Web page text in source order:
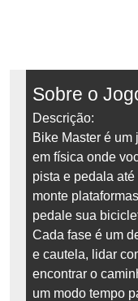
Sobre o
Descrição:
Bike Master é
em física onde
pista e pedala
monte
pedale sua
Cada fase é um
e cautela, lidar
encontrar o
um modo tempo